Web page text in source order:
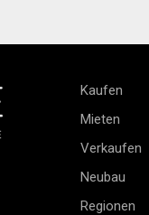
Kaufen
Mieten
Verkaufen
Neubau
Regionen